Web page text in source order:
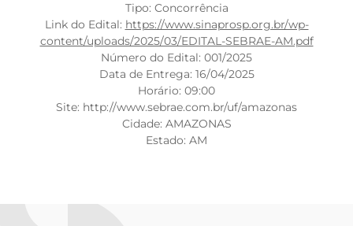
Tipo: Concorrência
Link do Edital: https://www.sinaprosp.org.br/wp-
content/uploads/2025/03/EDITAL-SEBRAE-AM.pdf
Número do Edital: 001/2025
Data de Entrega: 16/04/2025
Horário: 09:00
Site: http://www.sebrae.com.br/uf/amazonas
Cidade: AMAZONAS
Estado: AM